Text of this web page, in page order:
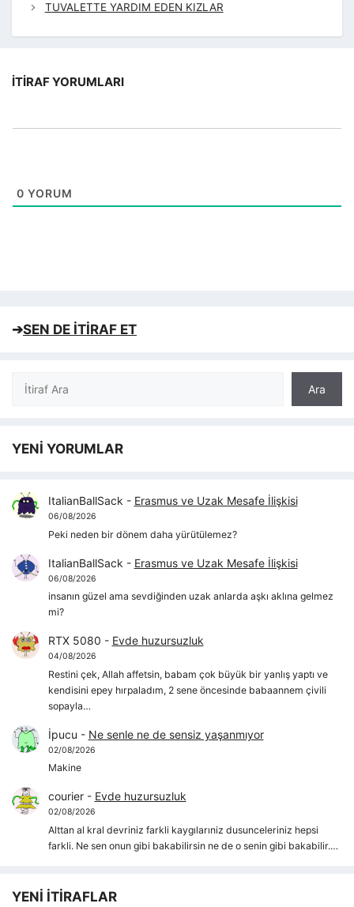
TUVALETTE YARDIM EDEN KIZLAR
İTIRAF YORUMLARI
0 YORUM
➔SEN DE İTİRAF ET
Ara
Ara
YENİ YORUMLAR
ItalianBallSack - Erasmus ve Uzak Mesafe İlişkisi
06/08/2026
Peki neden bir dönem daha yürütülemez?
ItalianBallSack - Erasmus ve Uzak Mesafe İlişkisi
06/08/2026
insanın güzel ama sevdiğinden uzak anlarda aşkı aklına gelmez
mi?
RTX 5080 - Evde huzursuzluk
04/08/2026
Restini çek, Allah affetsin, babam çok büyük bir yanlış yaptı ve
kendisini epey hırpaladım, 2 sene öncesinde babaannem çivili
sopayla…
İpucu - Ne senle ne de sensiz yaşanmıyor
02/08/2026
Makine
courier- Evde huzursuzluk
02/08/2026
Alttan al kral devriniz farkli kaygılarıniz dusunceleriniz hepsi
farkli. Ne sen onun gibi bakabilirsin ne de o senin gibi bakabilir.…
YENİ İTİRAFLAR